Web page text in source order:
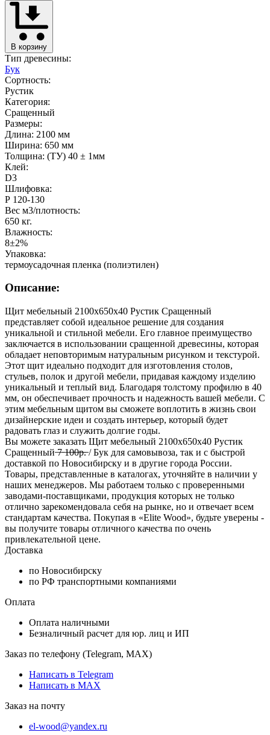
В корзину
Тип древесины:
Бук
Сортность:
Рустик
Категория:
Сращенный
Размеры:
Длина: 2100 мм
Ширина: 650 мм
Толщина: (ТУ) 40 ± 1мм
Клей:
D3
Шлифовка:
Р 120-130
Вес м3/плотность:
650 кг.
Влажность:
8±2%
Упаковка:
термоусадочная пленка (полиэтилен)
Описание:
Щит мебельный 2100х650х40 Рустик Сращенный
представляет собой идеальное решение для создания
уникальной и стильной мебели. Его главное преимущество
заключается в использовании сращенной древесины, которая
обладает неповторимым натуральным рисунком и текстурой.
Этот щит идеально подходит для изготовления столов,
стульев, полок и другой мебели, придавая каждому изделию
уникальный и теплый вид. Благодаря толстому профилю в 40
мм, он обеспечивает прочность и надежность вашей мебели. С
этим мебельным щитом вы сможете воплотить в жизнь свои
дизайнерские идеи и создать интерьер, который будет
радовать глаз и служить долгие годы.
Вы можете заказать Щит мебельный 2100х650х40 Рустик
Сращенный ̶7̶ ̶1̶0̶0̶р̶.̶ / Бук для самовывоза, так и с быстрой
доставкой по Новосибирску и в другие города России.
Товары, представленные в каталогах, уточняйте в наличии у
наших менеджеров. Мы работаем только с проверенными
заводами-поставщиками, продукция которых не только
отлично зарекомендовала себя на рынке, но и отвечает всем
стандартам качества. Покупая в «Elite Wood», будьте уверены -
вы получите товары отличного качества по очень
привлекательной цене.
Доставка
по Новосибирску
по РФ транспортными компаниями
Оплата
Оплата наличными
Безналичный расчет для юр. лиц и ИП
Заказ по телефону (Telegram, MAX)
Написать в Telegram
Написать в MAX
Заказ на почту
el-wood@yandex.ru